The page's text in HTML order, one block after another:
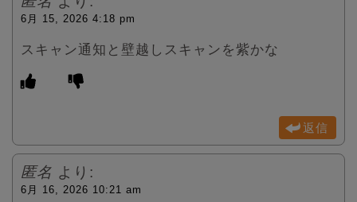
6月 15, 2026 4:18 pm
スキャン通知と壁越しスキャンを紫かな
返信
匿名 より:
6月 16, 2026 10:21 am